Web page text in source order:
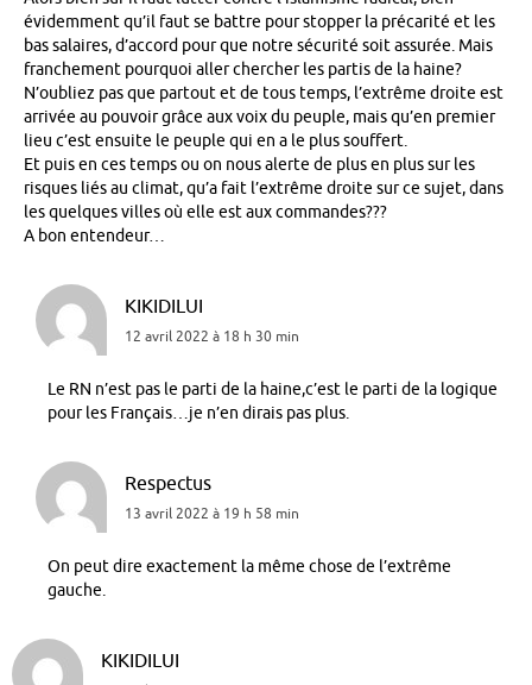
évidemment qu’il faut se battre pour stopper la précarité et les
bas salaires, d’accord pour que notre sécurité soit assurée. Mais
franchement pourquoi aller chercher les partis de la haine?
N’oubliez pas que partout et de tous temps, l’extrême droite est
arrivée au pouvoir grâce aux voix du peuple, mais qu’en premier
lieu c’est ensuite le peuple qui en a le plus souffert.
Et puis en ces temps ou on nous alerte de plus en plus sur les
risques liés au climat, qu’a fait l’extrême droite sur ce sujet, dans
les quelques villes où elle est aux commandes???
A bon entendeur…
KIKIDILUI
12 avril 2022 à 18 h 30 min
Le RN n’est pas le parti de la haine,c’est le parti de la logique
pour les Français…je n’en dirais pas plus.
Respectus
13 avril 2022 à 19 h 58 min
On peut dire exactement la même chose de l’extrême
gauche.
KIKIDILUI